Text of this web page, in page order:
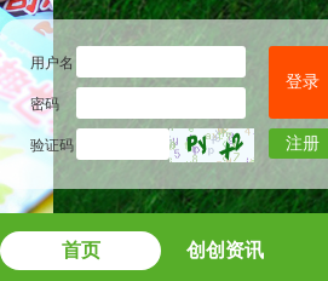
用户名
密码
验证码
登录
注册
首页 创创资讯